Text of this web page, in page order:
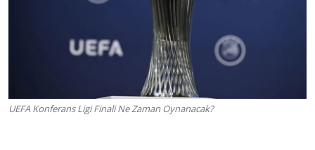
UEFA Konferans Ligi Finali Ne Zaman Oynanacak?